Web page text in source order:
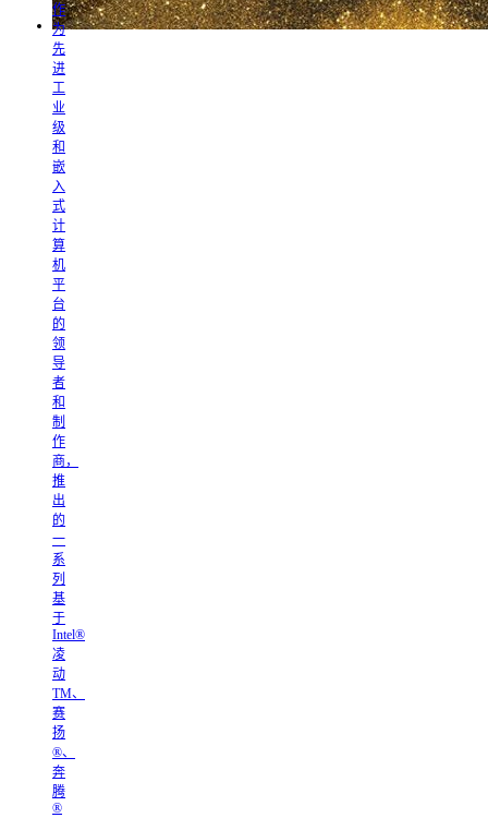
作
为
先
进
工
业
级
和
嵌
入
式
计
算
机
平
台
的
领
导
者
和
制
作
商，
推
出
的
一
系
列
基
于
Intel®
凌
动
TM、
赛
扬
®、
奔
腾
®